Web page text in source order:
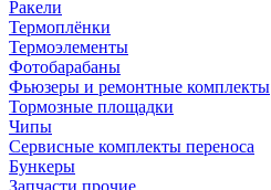
Ракели
Термоплёнки
Термоэлементы
Фотобарабаны
Фьюзеры и ремонтные комплекты
Тормозные площадки
Чипы
Сервисные комплекты переноса
Бункеры
Запчасти прочие